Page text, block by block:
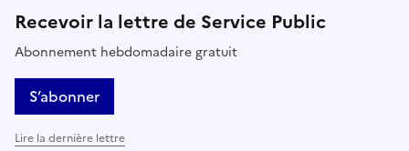
Recevoir la lettre de Service Public
Abonnement hebdomadaire gratuit
S’abonner
Lire la dernière lettre